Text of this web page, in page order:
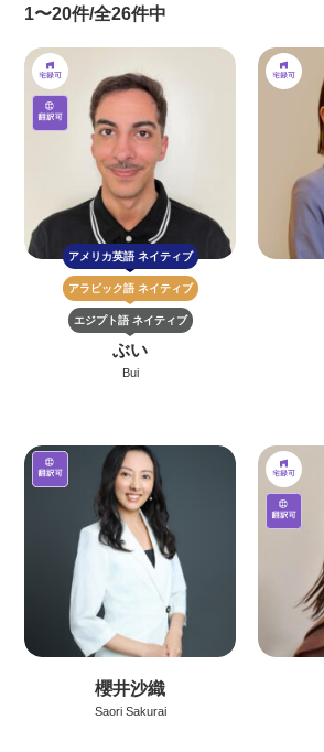
1〜20件/全26件中
アメリカ英語 ネイティブ
アラビック語 ネイティブ
エジプト語 ネイティブ
ぶい
Bui
櫻井沙織
Saori Sakurai